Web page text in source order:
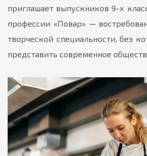
приглашает выпускников 9-х
профессии «Повар» —
творческой специальности, без
представить современное